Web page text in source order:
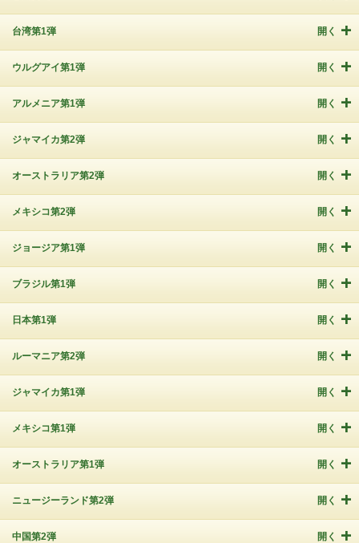
台湾第1弾 開く
ウルグアイ第1弾 開く
アルメニア第1弾 開く
ジャマイカ第2弾 開く
オーストラリア第2弾 開く
メキシコ第2弾 開く
ジョージア第1弾 開く
ブラジル第1弾 開く
日本第1弾 開く
ルーマニア第2弾 開く
ジャマイカ第1弾 開く
メキシコ第1弾 開く
オーストラリア第1弾 開く
ニュージーランド第2弾 開く
中国第2弾 開く